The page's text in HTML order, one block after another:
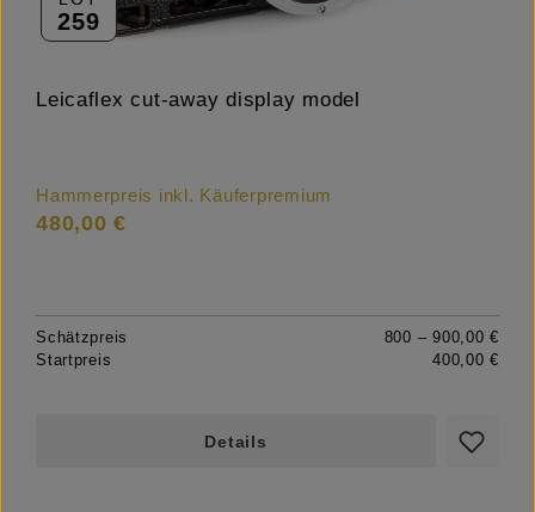
259
Leicaflex cut-away display model
Hammerpreis inkl. Käuferpremium
480,00 €
Schätzpreis
800 – 900,00 €
Startpreis
400,00 €
Details